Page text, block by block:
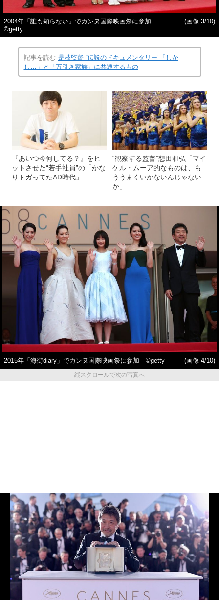
2004年「誰も知らない」でカンヌ国際映画祭に参加
©getty
(画像 3/10)
記事を読む 是枝監督 “伝説のドキュメンタリー”「しか
し…」と「万引き家族」に共通するもの
『あいつ今何してる？』をヒ
ットさせた“若手社員”の「かな
りトガってたAD時代」
“観察する監督”想田和弘「マイ
ケル・ムーア的なものは、も
ううまくいかないんじゃない
か」
2015年「海街diary」でカンヌ国際映画祭に参加 ©getty
(画像 4/10)
縦スクロールで次の写真へ